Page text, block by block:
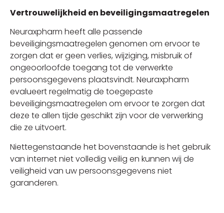
Vertrouwelijkheid en beveiligingsmaatregelen
Neuraxpharm heeft alle passende
beveiligingsmaatregelen genomen om ervoor te
zorgen dat er geen verlies, wijziging, misbruik of
ongeoorloofde toegang tot de verwerkte
persoonsgegevens plaatsvindt. Neuraxpharm
evalueert regelmatig de toegepaste
beveiligingsmaatregelen om ervoor te zorgen dat
deze te allen tijde geschikt zijn voor de verwerking
die ze uitvoert.
Niettegenstaande het bovenstaande is het gebruik
van internet niet volledig veilig en kunnen wij de
veiligheid van uw persoonsgegevens niet
garanderen.